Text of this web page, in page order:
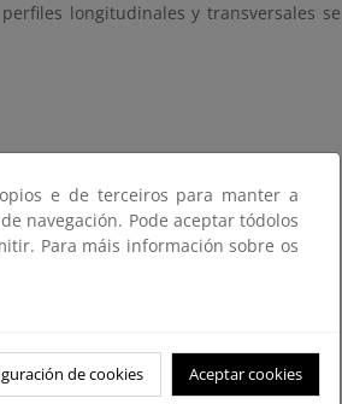
longitudinales y transversales se
e de terceiros para manter a
navegación. Pode aceptar tódolos
Para máis información sobre os
de cookies Aceptar cookies